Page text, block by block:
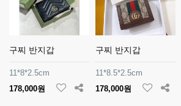
구찌 반지갑
11*8*2.5cm
178,000원
구찌 반지갑
11*8.5*2.5cm
178,000원